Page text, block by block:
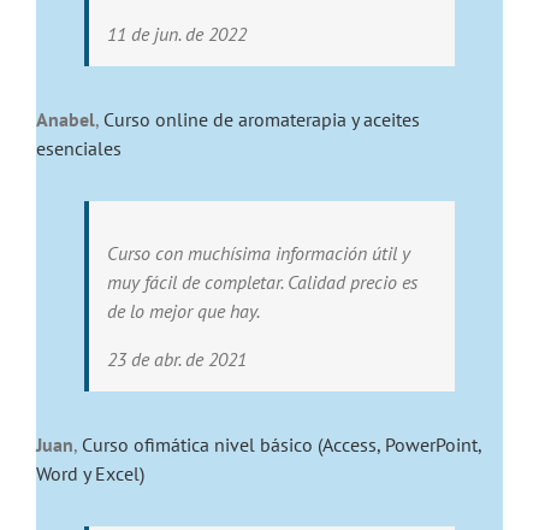
11 de jun. de 2022
Anabel, Curso online de aromaterapia y aceites
esenciales
Curso con muchísima información útil y
muy fácil de completar. Calidad precio es
de lo mejor que hay.
23 de abr. de 2021
Juan, Curso ofimática nivel básico (Access, PowerPoint,
Word y Excel)